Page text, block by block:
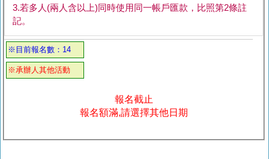
3.若多人(兩人含以上)同時使用同一帳戶匯款，比照第2條註
記。
※目前報名數：14
※承辦人其他活動
報名截止
報名額滿,請選擇其他日期